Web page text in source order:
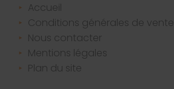
accueil
conditions générales de vente
nous contacter
mentions légales
plan du site